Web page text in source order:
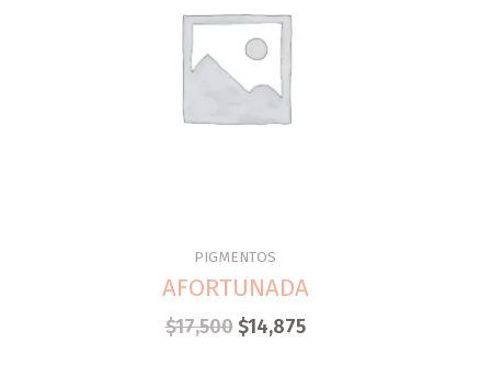
PIGMENTOS
AFORTUNADA
$17,500 $14,875